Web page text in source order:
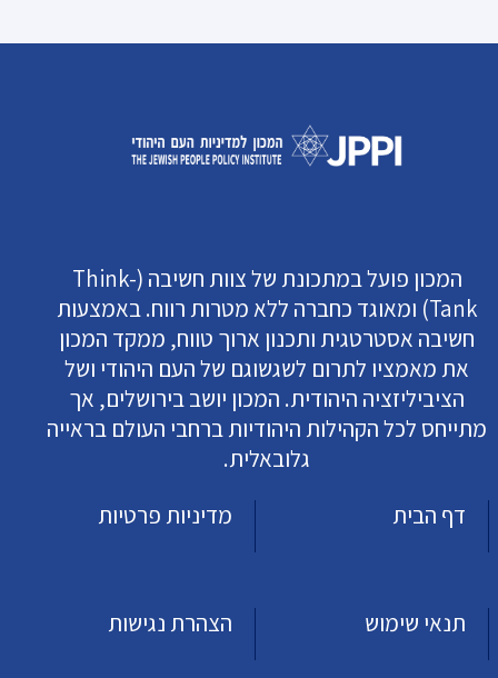
המכון פועל במתכונת של צוות חשיבה (Think-
Tank) ומאוגד כחברה ללא מטרות רווח. באמצעות
חשיבה אסטרטגית ותכנון ארוך טווח, ממקד המכון
את מאמציו לתרום לשגשוגם של העם היהודי ושל
הציביליזציה היהודית. המכון יושב בירושלים, אך
מתייחס לכל הקהילות היהודיות ברחבי העולם בראייה
גלובאלית.
דף הבית
מדיניות פרטיות
תנאי שימוש הצהרת נגישות